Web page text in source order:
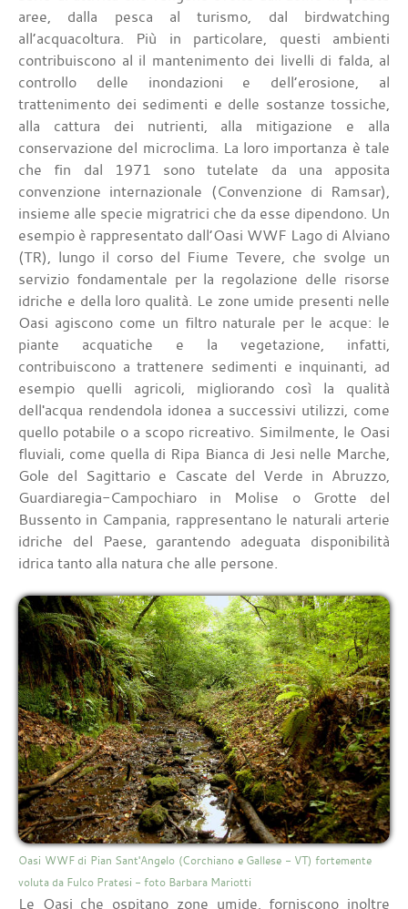
aree, dalla pesca al turismo, dal birdwatching
all’acquacoltura. Più in particolare, questi ambienti
contribuiscono al il mantenimento dei livelli di falda, al
controllo delle inondazioni e dell’erosione, al
trattenimento dei sedimenti e delle sostanze tossiche,
alla cattura dei nutrienti, alla mitigazione e alla
conservazione del microclima. La loro importanza è tale
che fin dal 1971 sono tutelate da una apposita
convenzione internazionale (Convenzione di Ramsar),
insieme alle specie migratrici che da esse dipendono. Un
esempio è rappresentato dall’Oasi WWF Lago di Alviano
(TR), lungo il corso del Fiume Tevere, che svolge un
servizio fondamentale per la regolazione delle risorse
idriche e della loro qualità. Le zone umide presenti nelle
Oasi agiscono come un filtro naturale per le acque: le
piante acquatiche e la vegetazione, infatti,
contribuiscono a trattenere sedimenti e inquinanti, ad
esempio quelli agricoli, migliorando così la qualità
dell'acqua rendendola idonea a successivi utilizzi, come
quello potabile o a scopo ricreativo. Similmente, le Oasi
fluviali, come quella di Ripa Bianca di Jesi nelle Marche,
Gole del Sagittario e Cascate del Verde in Abruzzo,
Guardiaregia-Campochiaro in Molise o Grotte del
Bussento in Campania, rappresentano le naturali arterie
idriche del Paese, garantendo adeguata disponibilità
idrica tanto alla natura che alle persone.
Oasi WWF di Pian Sant'Angelo (Corchiano e Gallese - VT) fortemente
voluta da Fulco Pratesi - foto Barbara Mariotti
Le Oasi che ospitano zone umide, forniscono inoltre